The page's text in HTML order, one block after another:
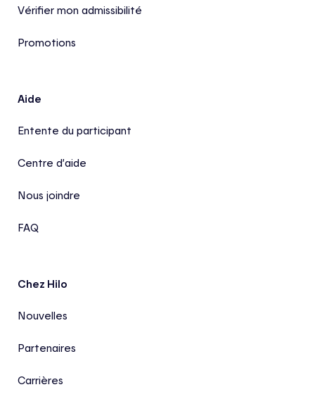
Vérifier mon admissibilité
Promotions
Aide
Entente du participant
Centre d’aide
Nous joindre
FAQ
Chez Hilo
Nouvelles
Partenaires
Carrières